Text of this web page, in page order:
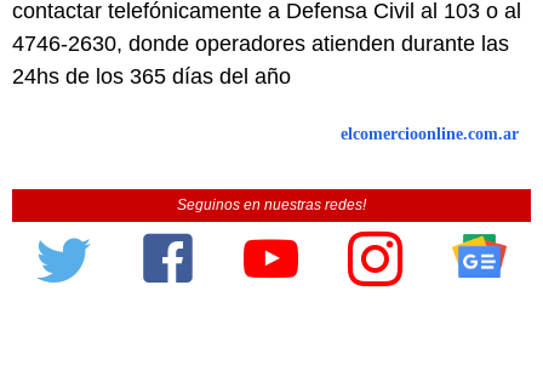
contactar telefónicamente a Defensa Civil al 103 o al
4746-2630, donde operadores atienden durante las
24hs de los 365 días del año
elcomercioonline.com.ar
Seguinos en nuestras redes!